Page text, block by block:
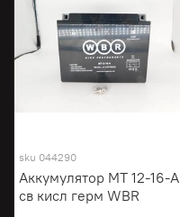
sku 044290
Аккумулятор МТ 12-16-A
св кисл герм WBR